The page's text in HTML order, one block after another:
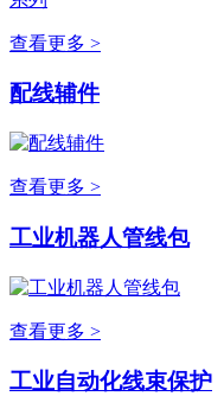
查看更多 >
配线辅件
查看更多 >
工业机器人管线包
查看更多 >
工业自动化线束保护